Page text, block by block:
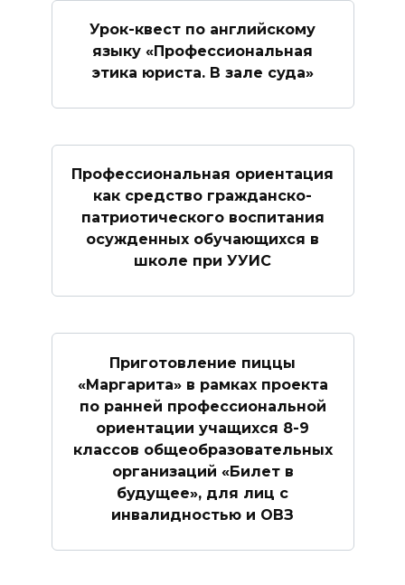
Урок-квест по английскому
языку «Профессиональная
этика юриста. В зале суда»
Профессиональная ориентация
как средство гражданско-
патриотического воспитания
осужденных обучающихся в
школе при УУИС
Приготовление пиццы
«Маргарита» в рамках проекта
по ранней профессиональной
ориентации учащихся 8-9
классов общеобразовательных
организаций «Билет в
будущее», для лиц с
инвалидностью и ОВЗ